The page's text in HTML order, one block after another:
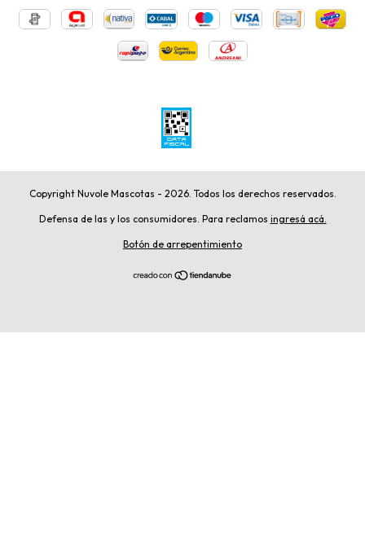
Copyright Nuvole Mascotas - 2026. Todos los derechos reservados.
Defensa de las y los consumidores. Para reclamos ingresá acá.
Botón de arrepentimiento